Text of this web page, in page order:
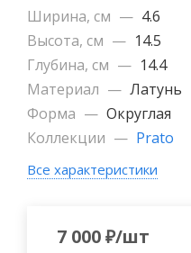
Ширина, см — 4.6
Высота, см — 14.5
Глубина, см — 14.4
Материал — Латунь
Форма — Округлая
Коллекции — Prato
Все характеристики
7 000₽/шт